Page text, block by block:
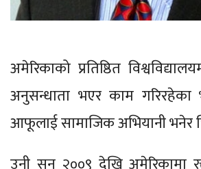
अमेरिकाको प्रतिष्ठित
अनुसन्धाता भएर काम
आफूलाई सामाजिक अभियानी भनेर